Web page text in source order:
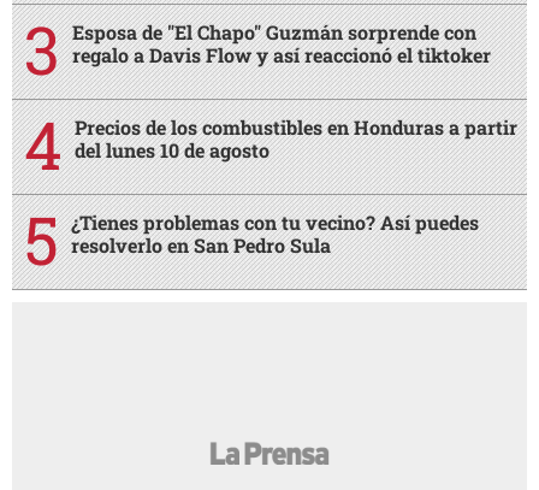
Esposa de "El Chapo" Guzmán sorprende con
regalo a Davis Flow y así reaccionó el tiktoker
Precios de los combustibles en Honduras a partir
del lunes 10 de agosto
¿Tienes problemas con tu vecino? Así puedes
resolverlo en San Pedro Sula